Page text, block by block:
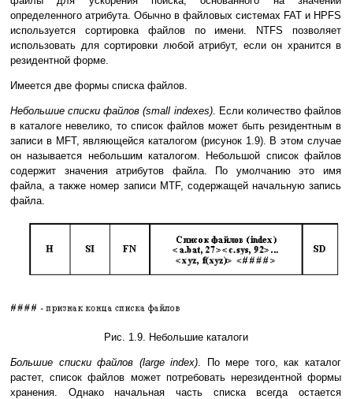
определенного атрибута. Обычно в файловых системах FAT и HPFS
используется сортировка файлов по имени. NTFS позволяет
использовать для сортировки любой атрибут, если он хранится в
резидентной форме.
Имеется две формы списка файлов.
Небольшие списки файлов (small indexes). Если количество файлов
в каталоге невелико, то список файлов может быть резидентным в
записи в MFT, являющейся каталогом (рисунок 1.9). В этом случае
он называется небольшим каталогом. Небольшой список файлов
содержит значения атрибутов файла. По умолчанию это имя
файла, а также номер записи MTF, содержащей начальную запись
файла.
Рис. 1.9. Небольшие каталоги
Большие списки файлов (large index) . По мере того, как каталог
растет, список файлов может потребовать нерезидентной формы
хранения. Однако начальная часть списка всегда остается